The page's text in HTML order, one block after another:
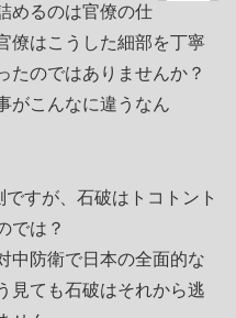
めるのは官僚の仕
僚はこうした細部を丁寧
たのではありませんか？
がこんなに違うなん
すが、石破はトコトント
では？
中防衛で日本の全面的な
見ても石破はそれから逃